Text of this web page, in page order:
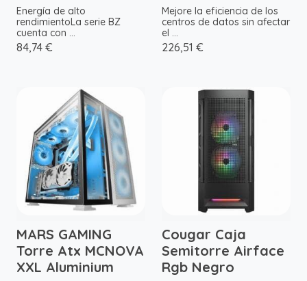
Energía de alto
rendimientoLa serie BZ
cuenta con ...
84,74 €
Mejore la eficiencia de los
centros de datos sin afectar
el ...
226,51 €
MARS GAMING
Torre Atx MCNOVA
XXL Aluminium
Cougar Caja
Semitorre Airface
Rgb Negro